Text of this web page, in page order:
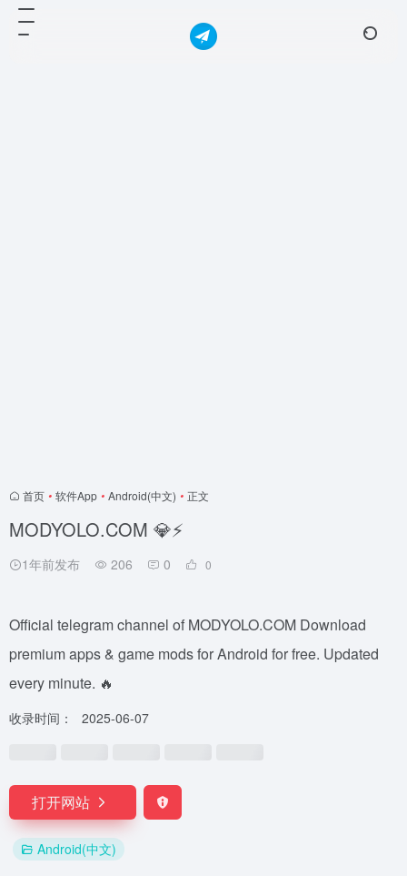
首页 • 软件App • Android(中文) • 正文
MODYOLO.COM 💎⚡️
1年前发布 206 0 0
Official telegram channel of MODYOLO.COM Download
premium apps & game mods for Android for free. Updated
every minute. 🔥
收录时间： 2025-06-07
打开网站
Android(中文)